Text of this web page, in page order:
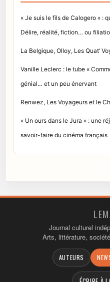
« Je suis le fils de Calogero » :
Délire, réalité, fiction… ou
La Belgique, Olloy, Les Quat’
Vanille Leclerc : le tube «
génial… et un peu énervant
Renwez, Les Voyageurs et le
« Un ours dans le Jura » : une
savoir-faire du cinéma français
Journal culturel
Arts, littérature,
AUTEURS